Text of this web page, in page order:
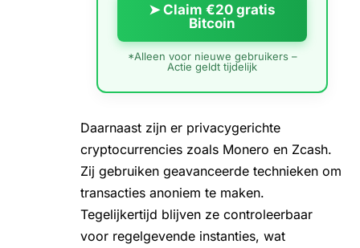
➤ Claim €20 gratis
Bitcoin
*Alleen voor nieuwe gebruikers –
Actie geldt tijdelijk
Daarnaast zijn er privacygerichte
cryptocurrencies zoals Monero en Zcash.
Zij gebruiken geavanceerde technieken om
transacties anoniem te maken.
Tegelijkertijd blijven ze controleerbaar
voor regelgevende instanties, wat